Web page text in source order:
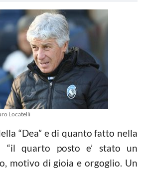
Locatelli
“Dea” e di quanto fatto nella
“il quarto posto e’ stato un
motivo di gioia e orgoglio. Un